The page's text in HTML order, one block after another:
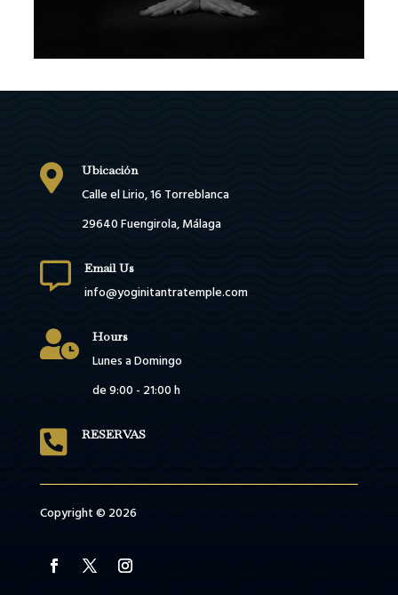
 Ubicación
Calle el Lirio, 16 Torreblanca
29640 Fuengirola, Málaga
 Email Us
info@yoginitantratemple.com
 Hours
Lunes a Domingo
de 9:00 - 21:00 h
 RESERVAS
Copyright © 2026